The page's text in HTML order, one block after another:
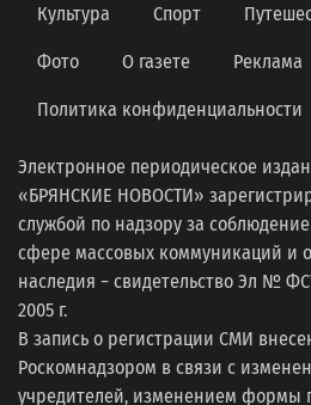
Культура Спорт
Фото О газете Реклама
Политика конфиденциальности
Электронное периодическое
«БРЯНСКИЕ НОВОСТИ»
службой по надзору за
сфере массовых коммуникаций и
наследия − свидетельство Эл №
2005 г.
В запись о регистрации СМИ
Роскомнадзором в связи с
учредителей, изменением формы